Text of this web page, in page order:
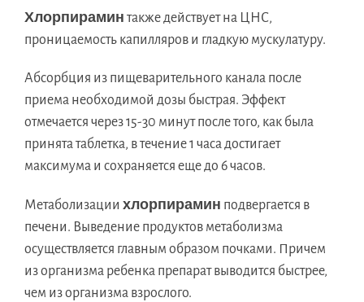
Хлорпирамин также действует на ЦНС,
проницаемость капилляров и гладкую мускулатуру.
Абсорбция из пищеварительного канала после
приема необходимой дозы быстрая. Эффект
отмечается через 15-30 минут после того, как была
принята таблетка, в течение 1 часа достигает
максимума и сохраняется еще до 6 часов.
Метаболизации хлорпирамин подвергается в
печени. Выведение продуктов метаболизма
осуществляется главным образом почками. Причем
из организма ребенка препарат выводится быстрее,
чем из организма взрослого.